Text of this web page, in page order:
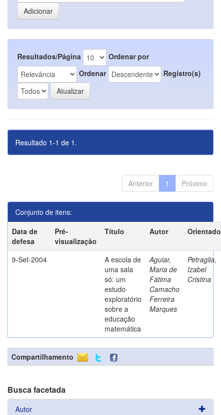
Resultados/Página
Ordenar por
Ordenar
Registro(s)
Resultado 1-1 de 1.
Anterior 1 Próximo
Conjunto de itens:
Data de
defesa
Pré-
visualização
Título Autor
9-Set-2004
A escola de
uma sala
só: um
estudo
exploratório
sobre a
educação
matemática
Aguiar,
Maria de
Fátima
Camacho
Ferreira
Marques
Petraglia,
Izabel
Cristina
Compartilhamento
Busca facetada
Autor